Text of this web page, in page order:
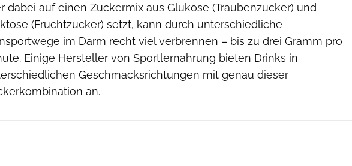
dabei auf einen Zuckermix aus Glukose (Traubenzucker) und
(Fruchtzucker) setzt, kann durch unterschiedliche
im Darm recht viel verbrennen – bis zu drei Gramm pro
Einige Hersteller von Sportlernahrung bieten Drinks in
Geschmacksrichtungen mit genau dieser
an.